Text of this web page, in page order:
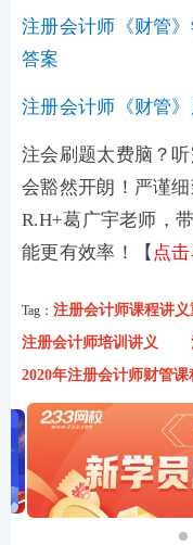
注册会计师《财管
答案
注册会计师《财管
注会刷题太费脑？
会豁然开朗！严谨
R.H+葛广宇老师，
能更有效率！【 点
Tag： 注册会计师课程讲义
注册会计师培训讲义
2020年注册会计师财管课